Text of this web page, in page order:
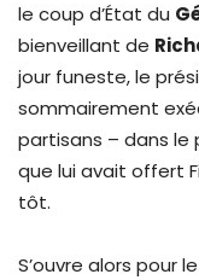
le coup d’État du
bienveillant de
jour funeste, le
sommairement
partisans – dans le
que lui avait offert
tôt.
S’ouvre alors pour